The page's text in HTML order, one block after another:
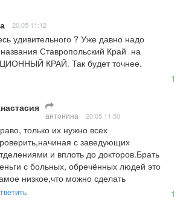
20.05 11:12
удивительного ? Уже давно надо
Ставропольский Край  на
КРАЙ. Так будет точнее.
1
антонина 20.05 11:50
только их нужно всех
с заведующих
и вплоть до докторов.Брать
с больных, обречённых людей это
низкое,что можно сделать
1